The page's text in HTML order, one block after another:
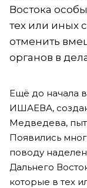
Востока
тех или иных
отменить
органов в
Ещё до начала
ИШАЕВА,
Медведева,
Появились
поводу
Дальнего
которые в тех